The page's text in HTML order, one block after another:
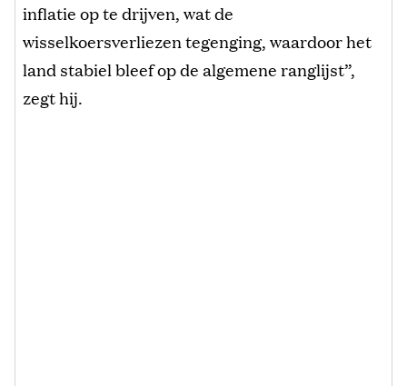
inflatie op te drijven, wat de
wisselkoersverliezen tegenging, waardoor het
land stabiel bleef op de algemene ranglijst”,
zegt hij.